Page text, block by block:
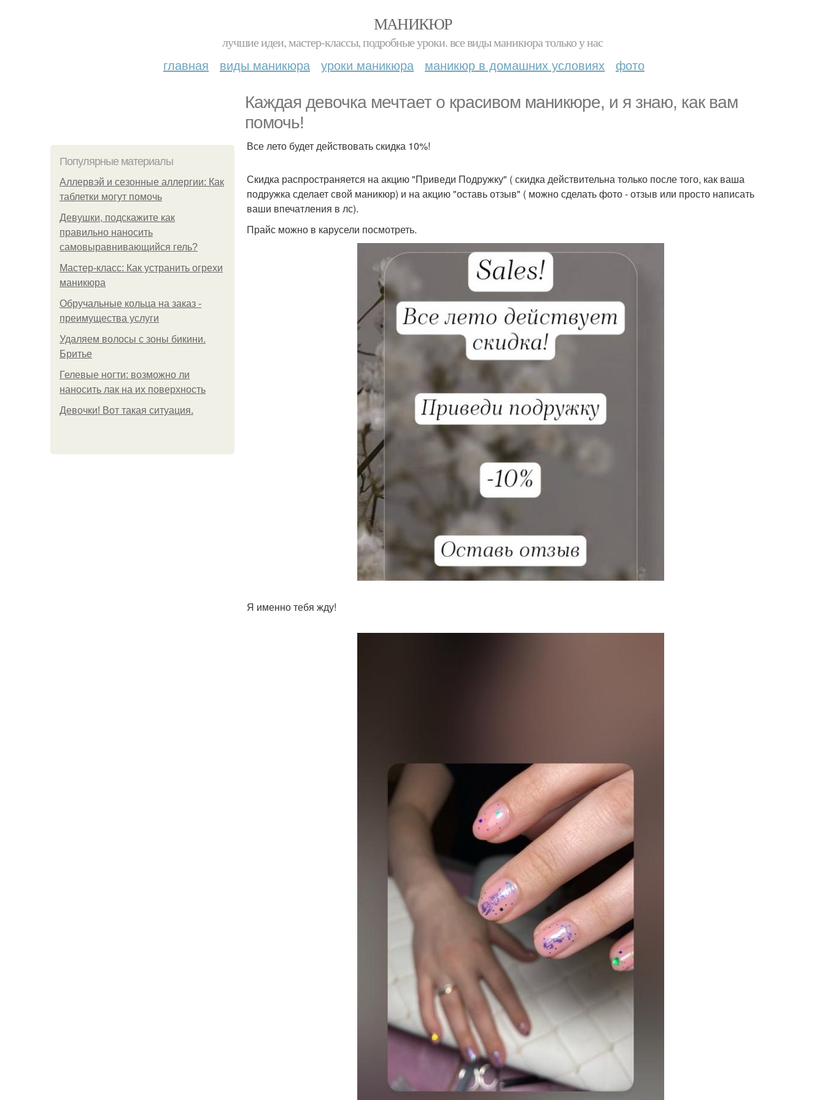
МАНИКЮР
лучшие идеи, мастер-классы, подробные уроки. все виды маникюра только у нас
главная виды маникюра уроки маникюра маникюр в домашних условиях фото
Каждая девочка мечтает о красивом маникюре, и я знаю, как вам
помочь!
Популярные материалы
Аллервэй и сезонные аллергии: Как
таблетки могут помочь
Девушки, подскажите как
правильно наносить
самовыравнивающийся гель?
Мастер-класс: Как устранить огрехи
маникюра
Обручальные кольца на заказ -
преимущества услуги
Удаляем волосы с зоны бикини.
Бритье
Гелевые ногти: возможно ли
наносить лак на их поверхность
Девочки! Вот такая ситуация.
Все лето будет действовать скидка 10%!
Скидка распространяется на акцию "Приведи Подружку" ( скидка действительна только после того, как ваша
подружка сделает свой маникюр) и на акцию "оставь отзыв" ( можно сделать фото - отзыв или просто написать
ваши впечатления в лс).
Прайс можно в карусели посмотреть.
Я именно тебя жду!